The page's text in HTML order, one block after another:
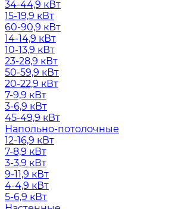
34-44,9 кВт
15-19,9 кВт
60-90,9 кВт
14-14,9 кВт
10-13,9 кВт
23-28,9 кВт
50-59,9 кВт
20-22,9 кВт
7-9,9 кВт
3-6,9 кВт
45-49,9 кВт
Напольно-потолочные
12-16,9 кВт
7-8,9 кВт
3-3,9 кВт
9-11,9 кВт
4-4,9 кВт
5-6,9 кВт